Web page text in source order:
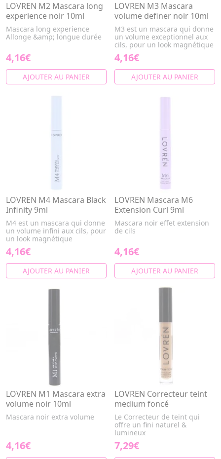
LOVREN M2 Mascara long
experience noir 10ml
Mascara long experience
Allonge &amp; longue durée
4,16€
AJOUTER AU PANIER
LOVREN M3 Mascara
volume definer noir 10ml
M3 est un mascara qui donne
un volume exceptionnel aux
cils, pour un look magnétique
4,16€
AJOUTER AU PANIER
LOVREN M4 Mascara Black
Infinity 9ml
M4 est un mascara qui donne
un volume infini aux cils, pour
un look magnétique
4,16€
AJOUTER AU PANIER
LOVREN Mascara M6
Extension Curl 9ml
Mascara noir effet extension
de cils
4,16€
AJOUTER AU PANIER
LOVREN M1 Mascara extra
volume noir 10ml
Mascara noir extra volume
4,16€
LOVREN Correcteur teint
medium foncé
Le Correcteur de teint qui
offre un fini naturel &
lumineux
7,29€